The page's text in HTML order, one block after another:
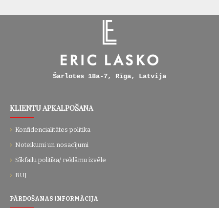
Šarlotes 18a-7, Rīga, Latvija
KLIENTU APKALPOŠANA
Konfidencialitātes politika
Noteikumi un nosacījumi
Sīkfailu politika/ reklāmu izvēle
BUJ
PĀRDOŠANAS INFORMĀCIJA